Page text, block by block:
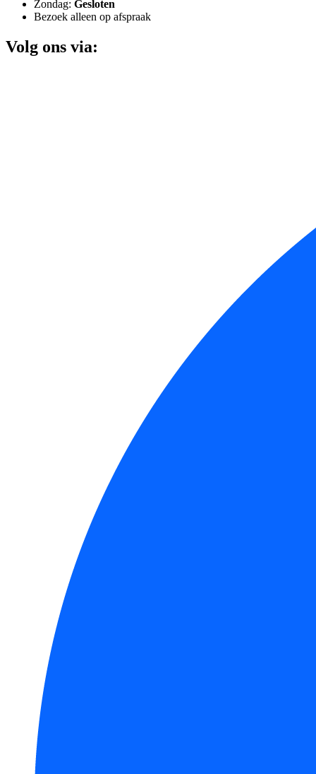
Zondag: Gesloten
Bezoek alleen op afspraak
Volg ons via: